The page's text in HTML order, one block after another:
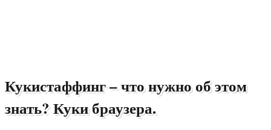
Кукистаффинг – что нужно об этом
знать? Куки браузера.